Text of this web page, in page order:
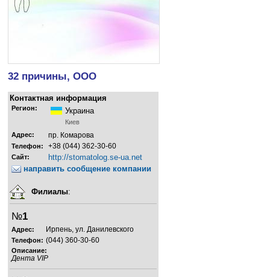
32 причины, ООО
Контактная информация
Регион: Украина
Киев
Адрес:
пр. Комарова
Телефон: +38 (044) 362-30-60
Сайт:
http://stomatolog.se-ua.net
направить сообщение компании
Филиалы:
№1
Адрес: Ирпень, ул. Данилевского
Телефон: (044) 360-30-60
Описание:
Дента VIP